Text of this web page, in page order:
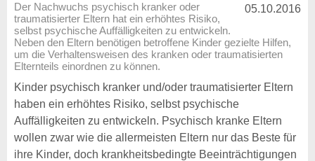
05.10.2016
Der Nachwuchs psychisch kranker oder
traumatisierter Eltern hat ein erhöhtes Risiko,
selbst psychische Auffälligkeiten zu entwickeln.
Neben den Eltern benötigen betroffene Kinder gezielte Hilfen,
um die Verhaltensweisen des kranken oder traumatisierten
Elternteils einordnen zu können.
Kinder psychisch kranker und/oder traumatisierter Eltern
haben ein erhöhtes Risiko, selbst psychische
Auffälligkeiten zu entwickeln. Psychisch kranke Eltern
wollen zwar wie die allermeisten Eltern nur das Beste für
ihre Kinder, doch krankheitsbedingte Beeinträchtigungen